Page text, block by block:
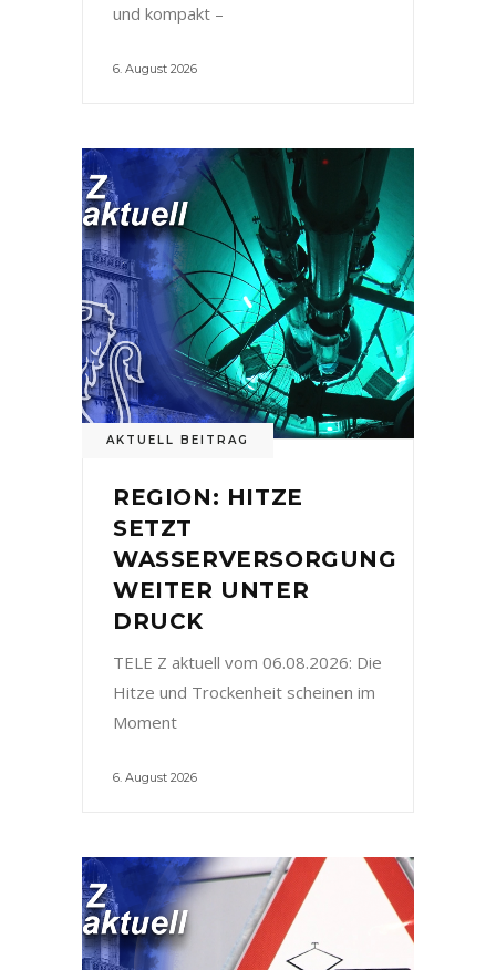
und kompakt –
6. August 2026
AKTUELL BEITRAG
REGION: HITZE
SETZT
WASSERVERSORGUNG
WEITER UNTER
DRUCK
TELE Z aktuell vom 06.08.2026: Die
Hitze und Trockenheit scheinen im
Moment
6. August 2026